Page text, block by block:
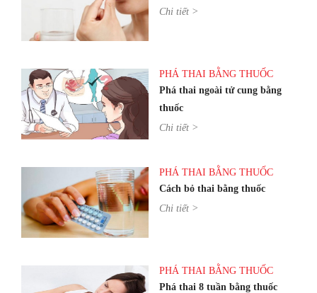
Chi tiết >
PHÁ THAI BẰNG THUỐC
Phá thai ngoài tử cung bằng
thuốc
Chi tiết >
PHÁ THAI BẰNG THUỐC
Cách bỏ thai bằng thuốc
Chi tiết >
PHÁ THAI BẰNG THUỐC
Phá thai 8 tuần bằng thuốc